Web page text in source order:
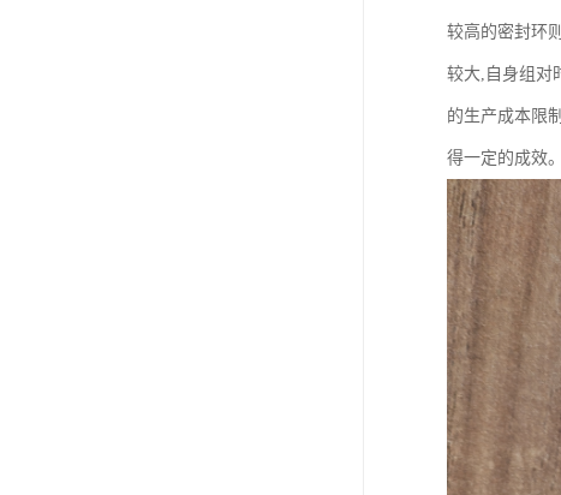
较高的密封环
较大,自身组对
的生产成本限
得一定的成效。